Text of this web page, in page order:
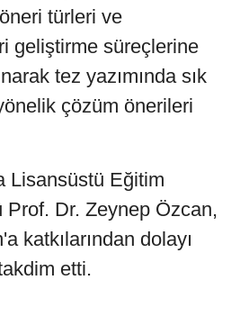
öneri türleri ve
geliştirme süreçlerine
tez yazımında sık
çözüm önerileri
Lisansüstü Eğitim
Prof. Dr. Zeynep Özcan,
katkılarından dolayı
etti.